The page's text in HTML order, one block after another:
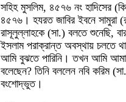
সহিহ মুসলিম, ৪৫৭৬ নং হাদিসের
৪৫৭৬। হযরত জাবির ইবনে সামুরা
রাসূলুল্লাহকে (সা.) বলতে শুনেছি,
ইসলাম পরাক্রান্ত অবস্থায় চলতে
আমি বুঝতে পারিনি। তখন আমি
বলেছেন? তিনি বললেন নবি করিম
বংশোদ্ভুত।